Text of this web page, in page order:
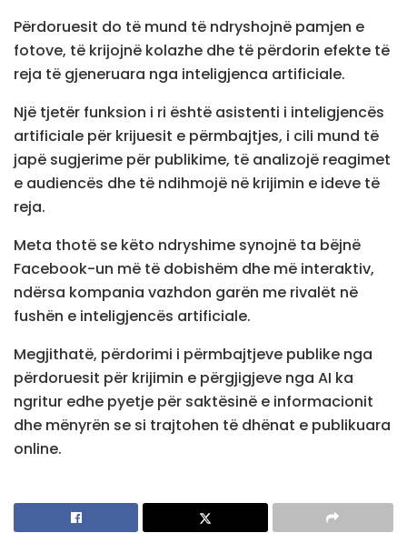
Përdoruesit do të mund të ndryshojnë pamjen e
fotove, të krijojnë kolazhe dhe të përdorin efekte të
reja të gjeneruara nga inteligjenca artificiale.
Një tjetër funksion i ri është asistenti i inteligjencës
artificiale për krijuesit e përmbajtjes, i cili mund të
japë sugjerime për publikime, të analizojë reagimet
e audiencës dhe të ndihmojë në krijimin e ideve të
reja.
Meta thotë se këto ndryshime synojnë ta bëjnë
Facebook-un më të dobishëm dhe më interaktiv,
ndërsa kompania vazhdon garën me rivalët në
fushën e inteligjencës artificiale.
Megjithatë, përdorimi i përmbajtjeve publike nga
përdoruesit për krijimin e përgjigjeve nga AI ka
ngritur edhe pyetje për saktësinë e informacionit
dhe mënyrën se si trajtohen të dhënat e publikuara
online.